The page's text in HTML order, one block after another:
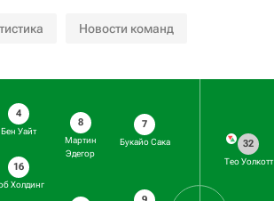
Новости команд
4
Бен Уайт
16
Холдинг
8
Мартин
Эдегор
7
Букайо Сака 32
Тео Уолкотт